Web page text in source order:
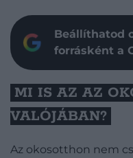
Beállíthatod
forrásként a
MI IS AZ AZ
VALÓJÁBAN?
Az okosotthon nem